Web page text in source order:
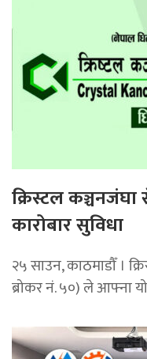
क्रिस्टल कञ्चनजंघा
कारोबार सुविधा
२५ साउन, काठमाडौँ ।
ब्रोकर नं. ५०) ले आफ्ना